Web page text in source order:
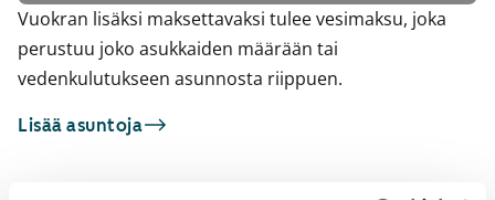
Vuokran lisäksi maksettavaksi tulee vesimaksu, joka
perustuu joko asukkaiden määrään tai
vedenkulutukseen asunnosta riippuen.
Lisää asuntoja